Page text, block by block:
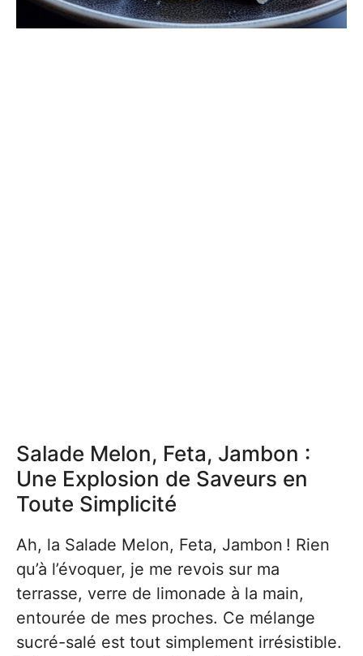
Salade Melon, Feta, Jambon :
Une Explosion de Saveurs en
Toute Simplicité
Ah, la Salade Melon, Feta, Jambon ! Rien
qu’à l’évoquer, je me revois sur ma
terrasse, verre de limonade à la main,
entourée de mes proches. Ce mélange
sucré-salé est tout simplement irrésistible.